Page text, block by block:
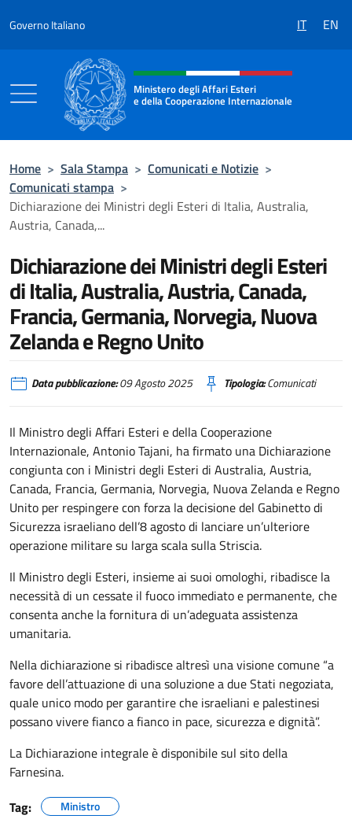
Governo Italiano IT EN
Intestazione sito, social e menù
Ministero degli Affari Esteri
e della Cooperazione Internazionale
Home > Sala Stampa > Comunicati e Notizie >
Comunicati stampa >
Dichiarazione dei Ministri degli Esteri di Italia, Australia,
Austria, Canada,...
Dichiarazione dei Ministri degli Esteri
di Italia, Australia, Austria, Canada,
Francia, Germania, Norvegia, Nuova
Zelanda e Regno Unito
Data pubblicazione:09 Agosto 2025 Tipologia:Comunicati
Il Ministro degli Affari Esteri e della Cooperazione
Internazionale, Antonio Tajani, ha firmato una Dichiarazione
congiunta con i Ministri degli Esteri di Australia, Austria,
Canada, Francia, Germania, Norvegia, Nuova Zelanda e Regno
Unito per respingere con forza la decisione del Gabinetto di
Sicurezza israeliano dell’8 agosto di lanciare un’ulteriore
operazione militare su larga scala sulla Striscia.
Il Ministro degli Esteri, insieme ai suoi omologhi, ribadisce la
necessità di un cessate il fuoco immediato e permanente, che
consenta anche la fornitura di un’adeguata assistenza
umanitaria.
Nella dichiarazione si ribadisce altresì una visione comune “a
favore dell’attuazione di una soluzione a due Stati negoziata,
quale unico modo per garantire che israeliani e palestinesi
possano vivere fianco a fianco in pace, sicurezza e dignità”.
La Dichiarazione integrale è disponibile sul sito della
Farnesina.
Tag:
Ministro